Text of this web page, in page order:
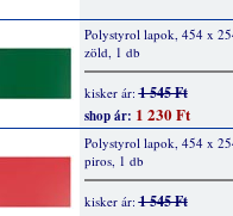
Polystyrol lapok, 454 x
zöld, 1 db
kisker ár:1 545 Ft
shop ár: 1 230 Ft
Polystyrol lapok, 454 x
piros, 1 db
kisker ár:1 545 Ft